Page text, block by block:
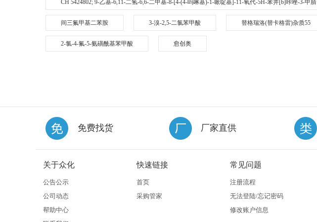
CH 5424802; 9-乙基-6,11-二氢-6,6-二甲基-8-[4-(4-吗啉基)-1-哌啶基]-11-氧代-5H-苯并[b]咔唑-3-甲腈
间三氟甲基二苯胺 3-溴-2,5-二氯苯甲酸 替格瑞洛(替卡格雷)杂质55
2-氯-4-氟-5-氨磺酰基苯甲酸 愈创奥
免费找货 厂家直供
关于众化
公告公示
公司动态
帮助中心
快速链接
首页
采购管家
常见问题
注册流程
无法登陆/忘记密码
修改账户信息